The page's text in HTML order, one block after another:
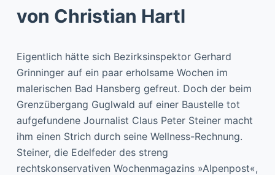
von Christian Hartl
Eigentlich hätte sich Bezirksinspektor Gerhard
Grinninger auf ein paar erholsame Wochen im
malerischen Bad Hansberg gefreut. Doch der beim
Grenzübergang Guglwald auf einer Baustelle tot
aufgefundene Journalist Claus Peter Steiner macht
ihm einen Strich durch seine Wellness-Rechnung.
Steiner, die Edelfeder des streng
rechtskonservativen Wochenmagazins »Alpenpost«,